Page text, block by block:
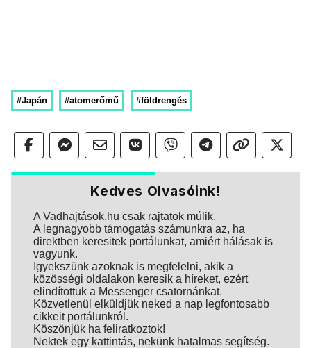
#Japán #atomerőmű #földrengés
Kedves Olvasóink!
A Vadhajtások.hu csak rajtatok múlik.
A legnagyobb támogatás számunkra az, ha
direktben keresitek portálunkat, amiért hálásak is
vagyunk.
Igyekszünk azoknak is megfelelni, akik a
közösségi oldalakon keresik a híreket, ezért
elindítottuk a Messenger csatornánkat.
Közvetlenül elküldjük neked a nap legfontosabb
cikkeit portálunkról.
Köszönjük ha feliratkoztok!
Nektek egy kattintás, nekünk hatalmas segítség.